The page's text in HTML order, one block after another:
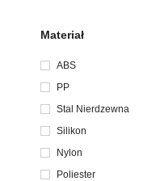
Materiał
ABS
PP
Stal Nierdzewna
Silikon
Nylon
Poliester